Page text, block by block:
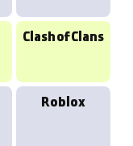
Clash of Clans
Roblox